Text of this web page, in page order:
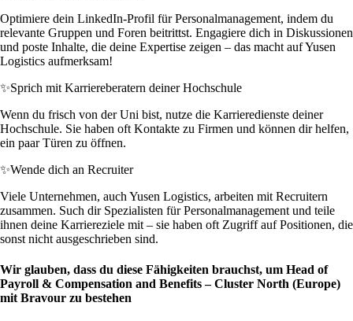
Optimiere dein LinkedIn-Profil für Personalmanagement, indem du
relevante Gruppen und Foren beitrittst. Engagiere dich in Diskussionen
und poste Inhalte, die deine Expertise zeigen – das macht auf Yusen
Logistics aufmerksam!
✨Sprich mit Karriereberatern deiner Hochschule
Wenn du frisch von der Uni bist, nutze die Karrieredienste deiner
Hochschule. Sie haben oft Kontakte zu Firmen und können dir helfen,
ein paar Türen zu öffnen.
✨Wende dich an Recruiter
Viele Unternehmen, auch Yusen Logistics, arbeiten mit Recruitern
zusammen. Such dir Spezialisten für Personalmanagement und teile
ihnen deine Karriereziele mit – sie haben oft Zugriff auf Positionen, die
sonst nicht ausgeschrieben sind.
Wir glauben, dass du diese Fähigkeiten brauchst, um Head of
Payroll & Compensation and Benefits – Cluster North (Europe)
mit Bravour zu bestehen